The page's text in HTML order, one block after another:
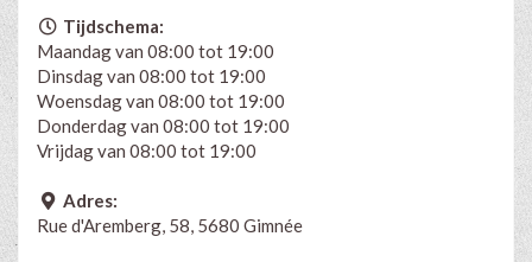
Tijdschema:
Maandag van 08:00 tot 19:00
Dinsdag van 08:00 tot 19:00
Woensdag van 08:00 tot 19:00
Donderdag van 08:00 tot 19:00
Vrijdag van 08:00 tot 19:00
Adres:
Rue d'Aremberg, 58, 5680 Gimnée